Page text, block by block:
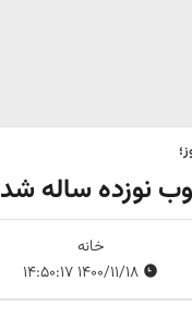
نوزده ساله شد
خانه
۱۴۰۰/۱۱/۱۸ ۱۴:۵۰:۱۷